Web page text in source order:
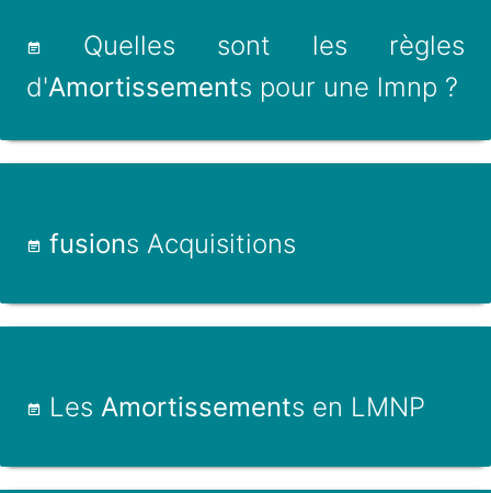
Quelles sont les règles
d'Amortissements pour une lmnp ?
fusions Acquisitions
Les Amortissements en LMNP